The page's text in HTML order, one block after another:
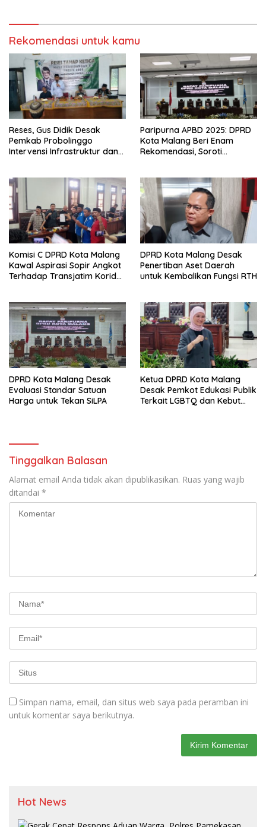
Rekomendasi untuk kamu
Reses, Gus Didik Desak
Pemkab Probolinggo
Intervensi Infrastruktur dan
Paripurna APBD 2025: DPRD
Kota Malang Beri Enam
Rekomendasi, Soroti
Komisi C DPRD Kota Malang
Kawal Aspirasi Sopir Angkot
Terhadap Transjatim Koridor
DPRD Kota Malang Desak
Penertiban Aset Daerah
untuk Kembalikan Fungsi RTH
DPRD Kota Malang Desak
Evaluasi Standar Satuan
Harga untuk Tekan SiLPA
Ketua DPRD Kota Malang
Desak Pemkot Edukasi Publik
Terkait LGBTQ dan Kebut
Tinggalkan Balasan
Alamat email Anda tidak akan dipublikasikan. Ruas yang wajib
ditandai *
Simpan nama, email, dan situs web saya pada peramban ini
untuk komentar saya berikutnya.
Hot News